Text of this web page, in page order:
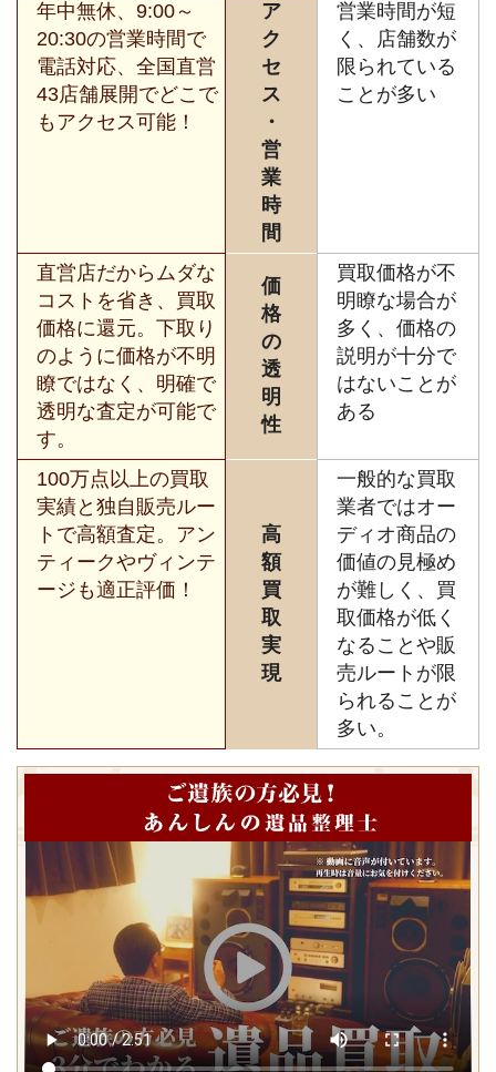
年中無休、9:00～
20:30の営業時間で
電話対応、全国直営
43店舗展開でどこで
もアクセス可能！
ア
ク
セ
ス
・
営
業
時
間
営業時間が短
く、店舗数が
限られている
ことが多い
直営店だからムダな
コストを省き、買取
価格に還元。下取り
のように価格が不明
瞭ではなく、明確で
透明な査定が可能で
す。
価
格
の
透
明
性
買取価格が不
明瞭な場合が
多く、価格の
説明が十分で
はないことが
ある
100万点以上の買取
実績と独自販売ルー
トで高額査定。アン
ティークやヴィンテ
ージも適正評価！
高
額
買
取
実
現
一般的な買取
業者ではオー
ディオ商品の
価値の見極め
が難しく、買
取価格が低く
なることや販
売ルートが限
られることが
多い。